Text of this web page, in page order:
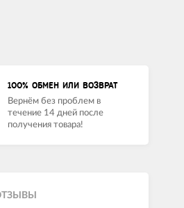
100% ОБМЕН ИЛИ ВОЗВРАТ
Вернём без проблем в
течение 14 дней после
получения товара!